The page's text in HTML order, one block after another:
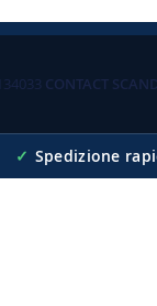
CONTACT
✓ Spedizione